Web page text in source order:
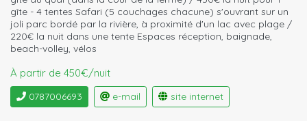
gîte - 4 tentes Safari (5 couchages chacune) s'ouvrant sur un
joli parc bordé par la rivière, à proximité d'un lac avec plage /
220€ la nuit dans une tente Espaces réception, baignade,
beach-volley, vélos
À partir de 450€/nuit
0787006693 e-mail site internet